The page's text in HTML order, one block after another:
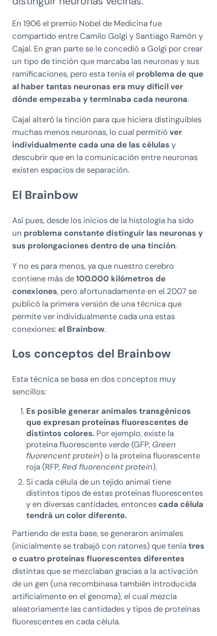
En 1906 el premio Nobel de Medicina fue
compartido entre Camilo Golgi y Santiago Ramón y
Cajal. En gran parte se le concedió a Golgi por crear
un tipo de tinción que marcaba las neuronas y sus
ramificaciones, pero esta tenía el problema de que
al haber tantas neuronas era muy difícil ver
dónde empezaba y terminaba cada neurona.
Cajal alteró la tinción para que hiciera distinguibles
muchas menos neuronas, lo cual permitió ver
individualmente cada una de las células y
descubrir que en la comunicación entre neuronas
existen espacios de separación.
El Brainbow
Así pues, desde los inicios de la histología ha sido
un problema constante distinguir las neuronas y
sus prolongaciones dentro de una tinción.
Y no es para menos, ya que nuestro cerebro
contiene más de100.000 kilómetros de
conexiones, pero afortunadamente en el 2007 se
publicó la primera versión de una técnica que
permite ver individualmente cada una estas
conexiones: el Brainbow.
Los conceptos del Brainbow
Esta técnica se basa en dos conceptos muy
sencillos:
Es posible generar animales transgénicos
que expresan proteínas fluorescentes de
distintos colores. Por ejemplo, existe la
proteína fluorescente verde (GFP, Green
fluorencent protein) o la proteína fluorescente
roja (RFP,Red fluorencent protein).
Si cada célula de un tejido animal tiene
distintos tipos de estas proteínas fluorescentes
y en diversas cantidades, entonces cada célula
tendrá un color diferente.
Partiendo de esta base, se generaron animales
(inicialmente se trabajó con ratones) que tenía tres
o cuatro proteínas fluorescentes diferentes
distintas que se mezclaban gracias a la activación
de un gen (una recombinasa también introducida
artificialmente en el genoma), el cual mezcla
aleatoriamente las cantidades y tipos de proteínas
fluorescentes en cada célula.